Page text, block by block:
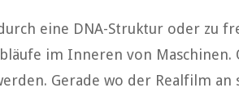
eine DNA-Struktur oder zu
im Inneren von
Gerade wo der Realfilm